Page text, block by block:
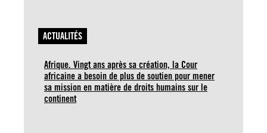
ACTUALITÉS
Afrique. Vingt ans après sa création, la Cour
africaine a besoin de plus de soutien pour mener
sa mission en matière de droits humains sur le
continent